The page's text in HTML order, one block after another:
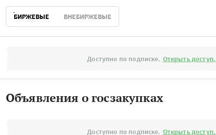
БИРЖЕВЫЕ ВНЕБИРЖЕВЫЕ
Доступно по подписке. Открыть доступ.
Объявления о госзакупках
Доступно по подписке. Открыть доступ.